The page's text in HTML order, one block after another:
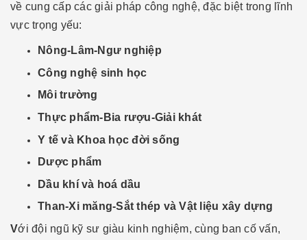
về cung cấp các giải pháp công nghệ, đặc biệt trong lĩnh
vực trọng yếu:
Nông-Lâm-Ngư nghiệp
Công nghệ sinh học
Môi trường
Thực phẩm-Bia rượu-Giải khát
Y tế và Khoa học đời sống
Dược phẩm
Dầu khí và hoá dầu
Than-Xi măng-Sắt thép và Vật liệu xây dựng
Với đội ngũ kỹ sư giàu kinh nghiệm, cùng ban cố vấn,